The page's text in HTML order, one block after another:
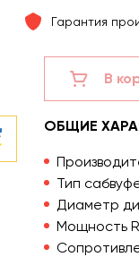
Гарантия
В
ОБЩИЕ
Тип
Диаметр
Мощность